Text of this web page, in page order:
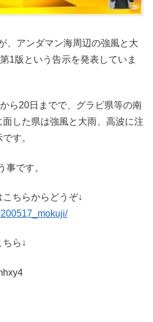
アンダマン海周辺の強風と大
1版という告示を発表していま
ら20日までで、グラビ県等の南
した県は強風と大雨、高波に注
す。
事です。
ちらからどうぞ↓
ら↓